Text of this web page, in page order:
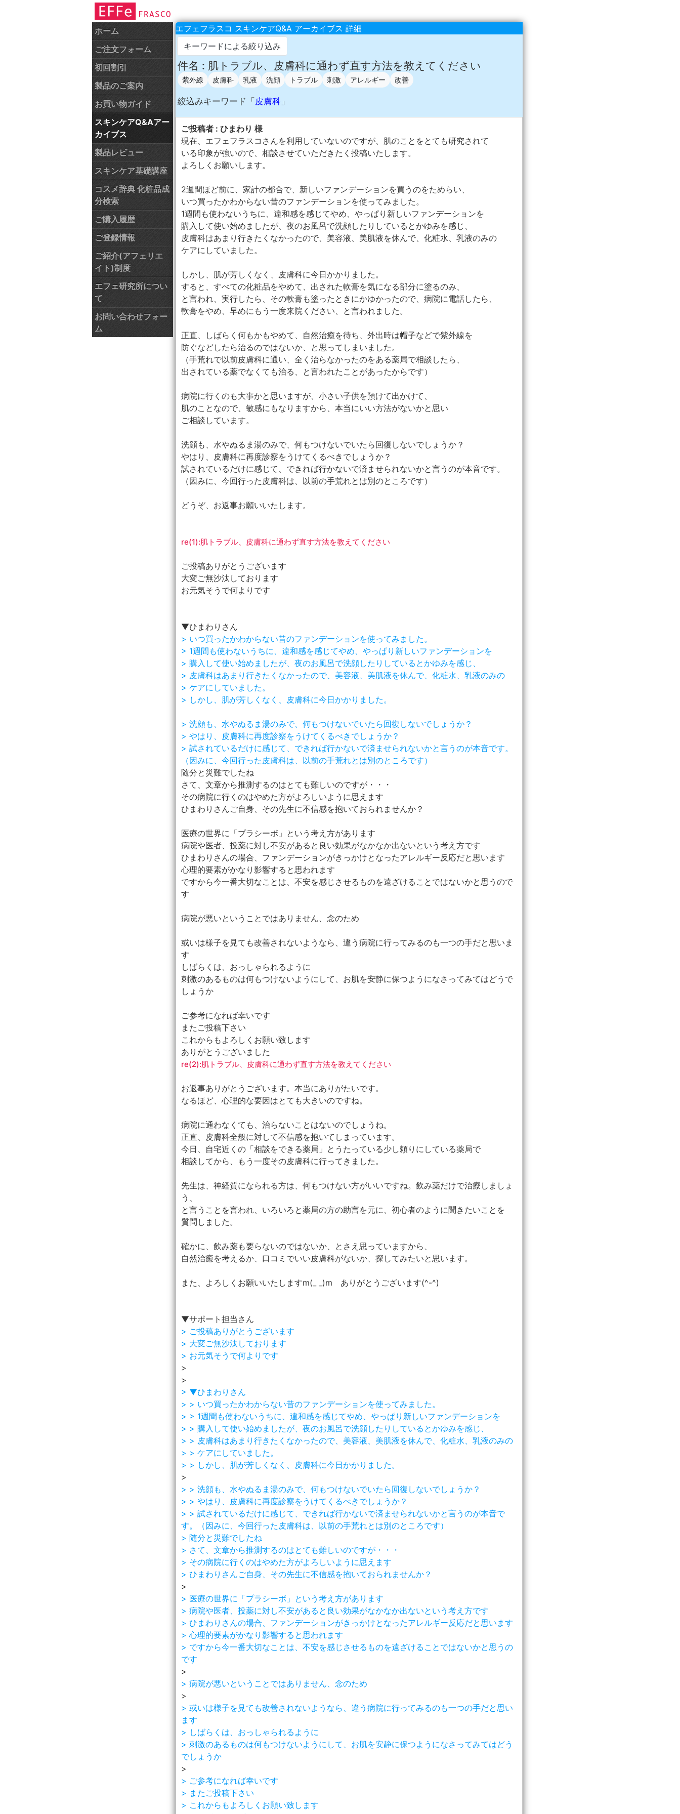
ホーム
ご注文フォーム
初回割引
製品のご案内
お買い物ガイド
スキンケアQ&Aアー
カイブス
製品レビュー
スキンケア基礎講座
コスメ辞典 化粧品成
分検索
ご購入履歴
ご登録情報
ご紹介(アフェリエ
イト)制度
エフェ研究所につい
て
お問い合わせフォー
ム
エフェフラスコ スキンケアQ&A アーカイブス 詳細
キーワードによる絞り込み
件名 : 肌トラブル、皮膚科に通わず直す方法を教えてください
紫外線 皮膚科 乳液 洗顔 トラブル 刺激 アレルギー 改善
絞込みキーワード「 皮膚科 」
ご投稿者 : ひまわり 様
現在、エフェフラスコさんを利用していないのですが、肌のことをとても研究されて
いる印象が強いので、相談させていただきたく投稿いたします。
よろしくお願いします。
2週間ほど前に、家計の都合で、新しいファンデーションを買うのをためらい、
いつ買ったかわからない昔のファンデーションを使ってみました。
1週間も使わないうちに、違和感を感じてやめ、やっぱり新しいファンデーションを
購入して使い始めましたが、夜のお風呂で洗顔したりしているとかゆみを感じ、
皮膚科はあまり行きたくなかったので、美容液、美肌液を休んで、化粧水、乳液のみの
ケアにしていました。
しかし、肌が芳しくなく、皮膚科に今日かかりました。
すると、すべての化粧品をやめて、出された軟膏を気になる部分に塗るのみ、
と言われ、実行したら、その軟膏も塗ったときにかゆかったので、病院に電話したら、
軟膏をやめ、早めにもう一度来院ください、と言われました。
正直、しばらく何もかもやめて、自然治癒を待ち、外出時は帽子などで紫外線を
防ぐなどしたら治るのではないか、と思ってしまいました。
（手荒れで以前皮膚科に通い、全く治らなかったのをある薬局で相談したら、
出されている薬でなくても治る、と言われたことがあったからです）
病院に行くのも大事かと思いますが、小さい子供を預けて出かけて、
肌のことなので、敏感にもなりますから、本当にいい方法がないかと思い
ご相談しています。
洗顔も、水やぬるま湯のみで、何もつけないでいたら回復しないでしょうか？
やはり、皮膚科に再度診察をうけてくるべきでしょうか？
試されているだけに感じて、できれば行かないで済ませられないかと言うのが本音です。
（因みに、今回行った皮膚科は、以前の手荒れとは別のところです）
どうぞ、お返事お願いいたします。
re(1):肌トラブル、皮膚科に通わず直す方法を教えてください
ご投稿ありがとうございます
大変ご無沙汰しております
お元気そうで何よりです
▼ひまわりさん
> いつ買ったかわからない昔のファンデーションを使ってみました。
> 1週間も使わないうちに、違和感を感じてやめ、やっぱり新しいファンデーションを
> 購入して使い始めましたが、夜のお風呂で洗顔したりしているとかゆみを感じ、
> 皮膚科はあまり行きたくなかったので、美容液、美肌液を休んで、化粧水、乳液のみの
> ケアにしていました。
> しかし、肌が芳しくなく、皮膚科に今日かかりました。
> 洗顔も、水やぬるま湯のみで、何もつけないでいたら回復しないでしょうか？
> やはり、皮膚科に再度診察をうけてくるべきでしょうか？
> 試されているだけに感じて、できれば行かないで済ませられないかと言うのが本音です。
（因みに、今回行った皮膚科は、以前の手荒れとは別のところです）
随分と災難でしたね
さて、文章から推測するのはとても難しいのですが・・・
その病院に行くのはやめた方がよろしいように思えます
ひまわりさんご自身、その先生に不信感を抱いておられませんか？
医療の世界に「プラシーボ」という考え方があります
病院や医者、投薬に対し不安があると良い効果がなかなか出ないという考え方です
ひまわりさんの場合、ファンデーションがきっかけとなったアレルギー反応だと思います
心理的要素がかなり影響すると思われます
ですから今一番大切なことは、不安を感じさせるものを遠ざけることではないかと思うので
す
病院が悪いということではありません、念のため
或いは様子を見ても改善されないようなら、違う病院に行ってみるのも一つの手だと思いま
す
しばらくは、おっしゃられるように
刺激のあるものは何もつけないようにして、お肌を安静に保つようになさってみてはどうで
しょうか
ご参考になれば幸いです
またご投稿下さい
これからもよろしくお願い致します
ありがとうございました
re(2):肌トラブル、皮膚科に通わず直す方法を教えてください
お返事ありがとうございます。本当にありがたいです。
なるほど、心理的な要因はとても大きいのですね。
病院に通わなくても、治らないことはないのでしょうね。
正直、皮膚科全般に対して不信感を抱いてしまっています。
今日、自宅近くの「相談をできる薬局」とうたっている少し頼りにしている薬局で
相談してから、もう一度その皮膚科に行ってきました。
先生は、神経質になられる方は、何もつけない方がいいですね。飲み薬だけで治療しましょ
う、
と言うことを言われ、いろいろと薬局の方の助言を元に、初心者のように聞きたいことを
質問しました。
確かに、飲み薬も要らないのではないか、とさえ思っていますから、
自然治癒を考えるか、口コミでいい皮膚科がないか、探してみたいと思います。
また、よろしくお願いいたしますm(_ _)m ありがとうございます(^-^)
▼サポート担当さん
> ご投稿ありがとうございます
> 大変ご無沙汰しております
> お元気そうで何よりです
>
>
> ▼ひまわりさん
> > いつ買ったかわからない昔のファンデーションを使ってみました。
> > 1週間も使わないうちに、違和感を感じてやめ、やっぱり新しいファンデーションを
> > 購入して使い始めましたが、夜のお風呂で洗顔したりしているとかゆみを感じ、
> > 皮膚科はあまり行きたくなかったので、美容液、美肌液を休んで、化粧水、乳液のみの
> > ケアにしていました。
> > しかし、肌が芳しくなく、皮膚科に今日かかりました。
>
> > 洗顔も、水やぬるま湯のみで、何もつけないでいたら回復しないでしょうか？
> > やはり、皮膚科に再度診察をうけてくるべきでしょうか？
> > 試されているだけに感じて、できれば行かないで済ませられないかと言うのが本音で
す。（因みに、今回行った皮膚科は、以前の手荒れとは別のところです）
> 随分と災難でしたね
> さて、文章から推測するのはとても難しいのですが・・・
> その病院に行くのはやめた方がよろしいように思えます
> ひまわりさんご自身、その先生に不信感を抱いておられませんか？
>
> 医療の世界に「プラシーボ」という考え方があります
> 病院や医者、投薬に対し不安があると良い効果がなかなか出ないという考え方です
> ひまわりさんの場合、ファンデーションがきっかけとなったアレルギー反応だと思います
> 心理的要素がかなり影響すると思われます
> ですから今一番大切なことは、不安を感じさせるものを遠ざけることではないかと思うの
です
>
> 病院が悪いということではありません、念のため
>
> 或いは様子を見ても改善されないようなら、違う病院に行ってみるのも一つの手だと思い
ます
> しばらくは、おっしゃられるように
> 刺激のあるものは何もつけないようにして、お肌を安静に保つようになさってみてはどう
でしょうか
>
> ご参考になれば幸いです
> またご投稿下さい
> これからもよろしくお願い致します